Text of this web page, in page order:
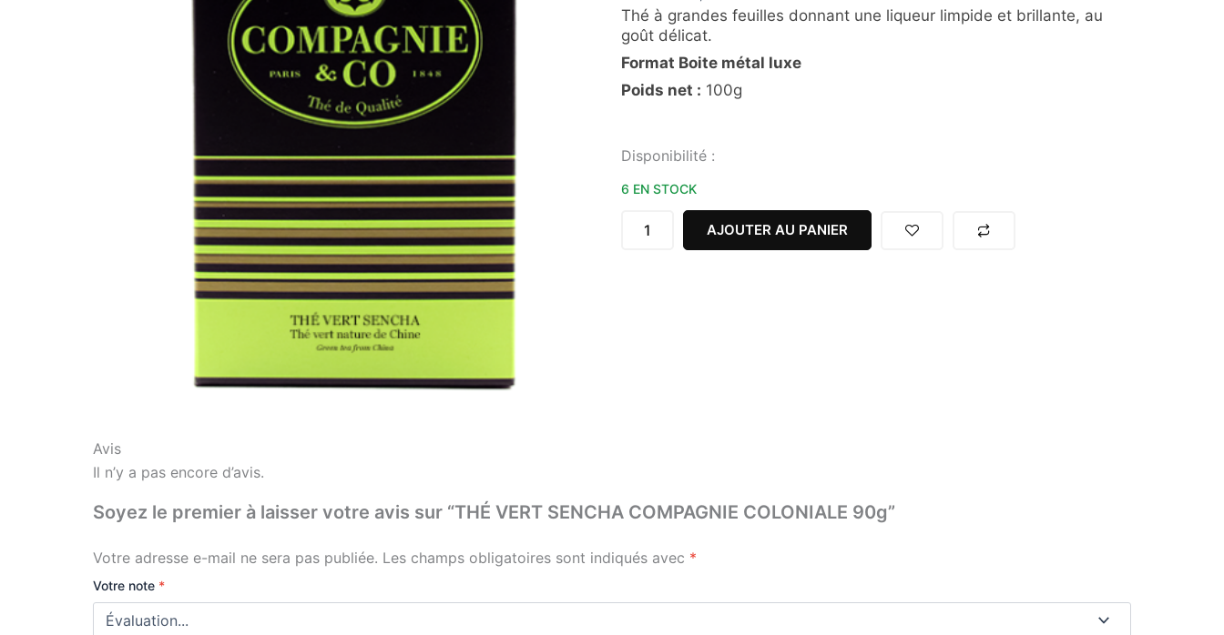
Thé à grandes feuilles donnant une liqueur limpide et brillante, au
goût délicat.
Format Boite métal luxe
Poids net : 100g
Disponibilité :
6 EN STOCK
quantité
THÉ
SENCHA
AJOUTER AU PANIER
Avis
Il n’y a pas encore d’avis.
Soyez le premier à laisser votre avis sur “THÉ VERT SENCHA COMPAGNIE COLONIALE 90g”
Votre adresse e-mail ne sera pas publiée. Les champs obligatoires sont indiqués avec *
Votre note *